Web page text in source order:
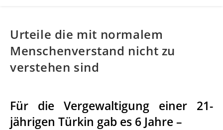
Urteile die mit normalem
Menschenverstand nicht zu
verstehen sind
Für die Vergewaltigung einer 21-
jährigen Türkin gab es 6 Jahre –